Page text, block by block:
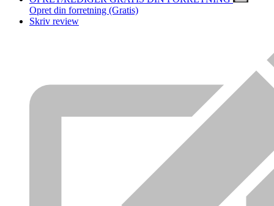
Opret din forretning (Gratis)
Skriv review